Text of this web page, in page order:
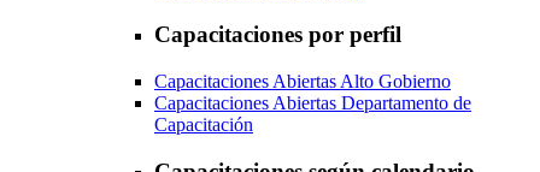
Capacitaciones por perfil
Capacitaciones Abiertas Alto Gobierno
Capacitaciones Abiertas Departamento de
Capacitación